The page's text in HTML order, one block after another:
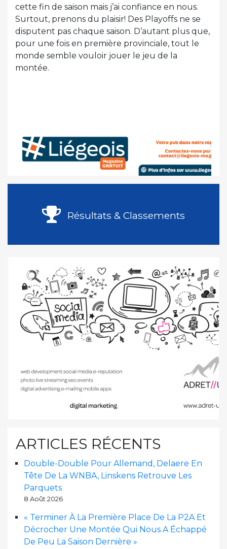
cette fin de saison mais j’ai confiance en nous.
Surtout, prenons du plaisir! Des Playoffs ne se
disputent pas chaque saison. D’autant plus que,
pour une fois en première provinciale, tout le
monde semble vouloir jouer le jeu de la
montée.
Résultats & Classements
ARTICLES RÉCENTS
Double-Double Pour Allemand, Delaere En
Tête De La WNBA, Linskens Retrouve Les
Parquets
8 Août 2026
« Terminer À La Première Place De La P2A Et
Décrocher Une Montée Qui Nous A Échappé
De Peu La Saison Dernière »